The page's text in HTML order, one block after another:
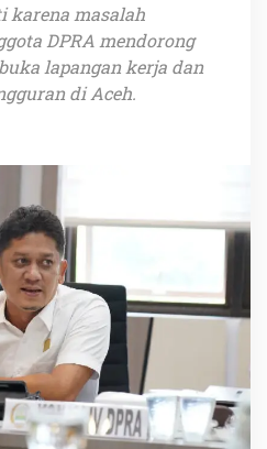
karena masalah
DPRA mendorong
lapangan kerja dan
di Aceh.